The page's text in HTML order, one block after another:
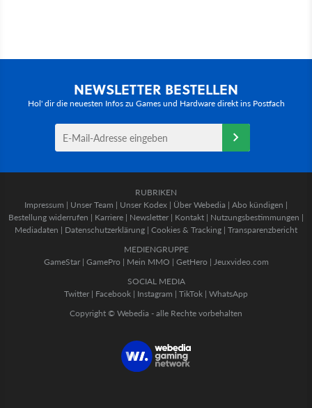
NEWSLETTER BESTELLEN
Hol' dir die neuesten Infos zu Games und Hardware direkt ins Postfach
RUBRIKEN
Impressum | Unser Team | Unser Kodex | Über Webedia | Abo kündigen |
Bestellung widerrufen | Karriere | Newsletter | Kontakt | Nutzungsbestimmungen |
Mediadaten | Datenschutzerklärung | Cookies & Tracking | Transparenzbericht
MEDIENGRUPPE
GameStar| GamePro | Mein MMO | GetHero | Jeuxvideo.com
SOCIAL MEDIA
Twitter | Facebook | Instagram | TikTok | WhatsApp
Copyright © Webedia - alle Rechte vorbehalten